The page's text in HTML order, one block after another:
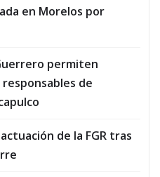
en Morelos por
permiten
de
de la FGR tras